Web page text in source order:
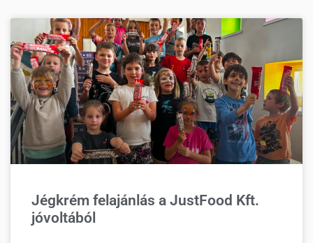
Jégkrém felajánlás a JustFood Kft.
jóvoltából